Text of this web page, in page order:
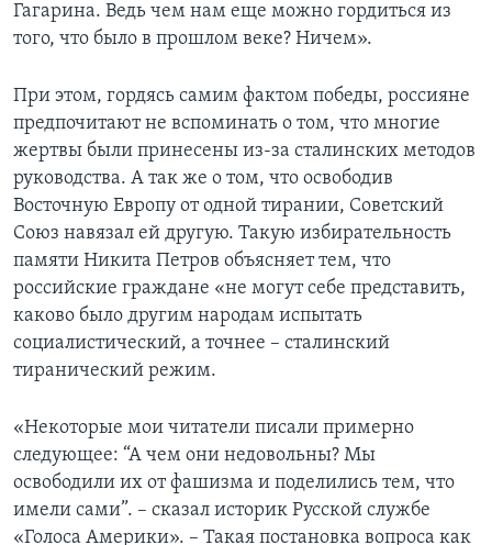
Гагарина. Ведь чем нам еще можно гордиться из
того, что было в прошлом веке? Ничем».
При этом, гордясь самим фактом победы, россияне
предпочитают не вспоминать о том, что многие
жертвы были принесены из-за сталинских методов
руководства. А так же о том, что освободив
Восточную Европу от одной тирании, Советский
Союз навязал ей другую. Такую избирательность
памяти Никита Петров объясняет тем, что
российские граждане «не могут себе представить,
каково было другим народам испытать
социалистический, а точнее – сталинский
тиранический режим.
«Некоторые мои читатели писали примерно
следующее: “А чем они недовольны? Мы
освободили их от фашизма и поделились тем, что
имели сами”. – сказал историк Русской службе
«Голоса Америки». – Такая постановка вопроса как